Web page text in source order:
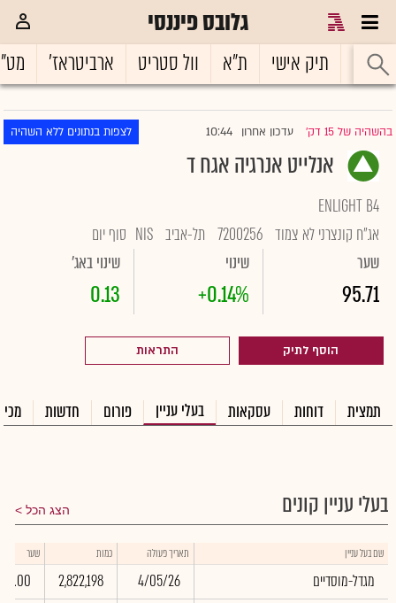
גלובס פיננסי
ראשי תיק אישי ת"א וול סטריט ארביטראז'
בהשהיה של 15 דק' |עדכון אחרון 10:44 לצפות בנתונים ללא השהיה
אנלייט אנרגיה אגח ד
ENLIGHT B4
אג"ח קונצרני לא צמוד 7200256 תל-אביב NIS סוף יום
שער
95.71
שינוי
+0.14%
שינוי באג'
0.13
הוסף לתיק התראות
תמצית דוחות עסקאות בעלי עניין פורום חדשות
בעלי עניין קונים הצג הכל
שם בעל עניין תאריך פעולה כמות שער
מגדל-מוסדיים 4/05/26
2,822,198
0.00